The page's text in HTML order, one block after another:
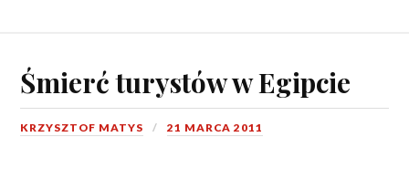
Śmierć turystów w Egipcie
KRZYSZTOF MATYS 21 MARCA 2011